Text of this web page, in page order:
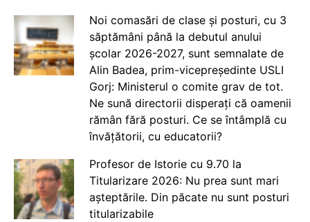
Noi comasări de clase și posturi, cu 3
săptămâni până la debutul anului
școlar 2026-2027, sunt semnalate de
Alin Badea, prim-vicepreședinte USLI
Gorj: Ministerul o comite grav de tot.
Ne sună directorii disperați că oamenii
rămân fără posturi. Ce se întâmplă cu
învățătorii, cu educatorii?
Profesor de Istorie cu 9.70 la
Titularizare 2026: Nu prea sunt mari
așteptările. Din păcate nu sunt posturi
titularizabile